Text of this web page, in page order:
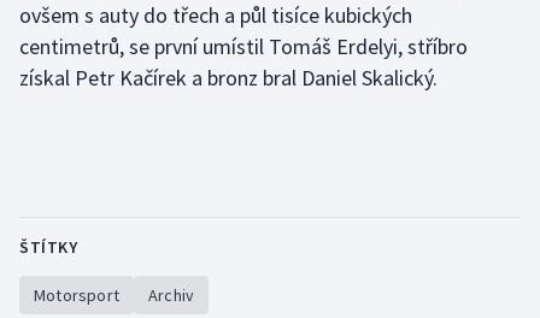
Lyže a snowboard
ovšem s auty do třech a půl tisíce kubických
centimetrů, se první umístil Tomáš Erdelyi, stříbro
získal Petr Kačírek a bronz bral Daniel Skalický.
ŠTÍTKY
Motorsport Archiv